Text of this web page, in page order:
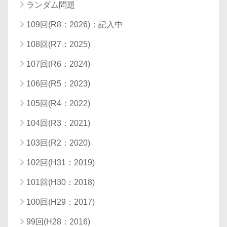
ランダム問題
109回(R8：2026)：記入中
108回(R7：2025)
107回(R6：2024)
106回(R5：2023)
105回(R4：2022)
104回(R3：2021)
103回(R2：2020)
102回(H31：2019)
101回(H30：2018)
100回(H29：2017)
99回(H28：2016)